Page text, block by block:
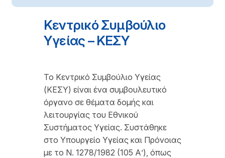
Κεντρικό Συμβούλιο
Υγείας – ΚΕΣΥ
Το Κεντρικό Συμβούλιο Υγείας
(ΚΕΣΥ) είναι ένα συμβουλευτικό
όργανο σε θέματα δομής και
λειτουργίας του Εθνικού
Συστήματος Υγείας. Συστάθηκε
στο Υπουργείο Υγείας και Πρόνοιας
με το Ν. 1278/1982 (105 Α’), όπως